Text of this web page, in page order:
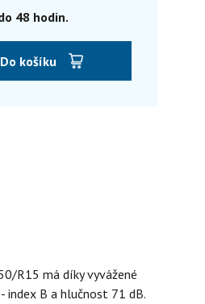
48 hodin.
Do košíku
R15 má díky vyvážené
index B a hlučnost 71 dB.